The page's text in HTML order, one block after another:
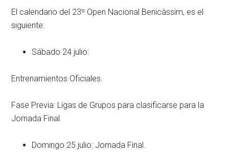
El calendario del 23º Open Nacional Benicàssim, es el
siguiente:
Sábado 24 julio:
Entrenamientos Oficiales.
Fase Previa: Ligas de Grupos para clasificarse para la
Jornada Final.
Domingo 25 julio: Jornada Final.